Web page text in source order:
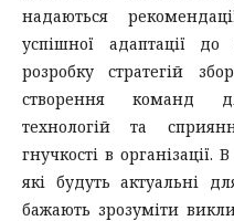
надаються
успішної адаптації до
розробку стратегій
створення команд
технологій та
гнучкості в організації.
які будуть актуальні
бажають зрозуміти